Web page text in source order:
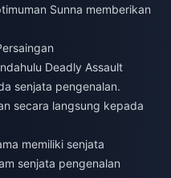
Sunna memberikan
Deadly Assault
senjata pengenalan.
secara langsung kepada
memiliki senjata
senjata pengenalan